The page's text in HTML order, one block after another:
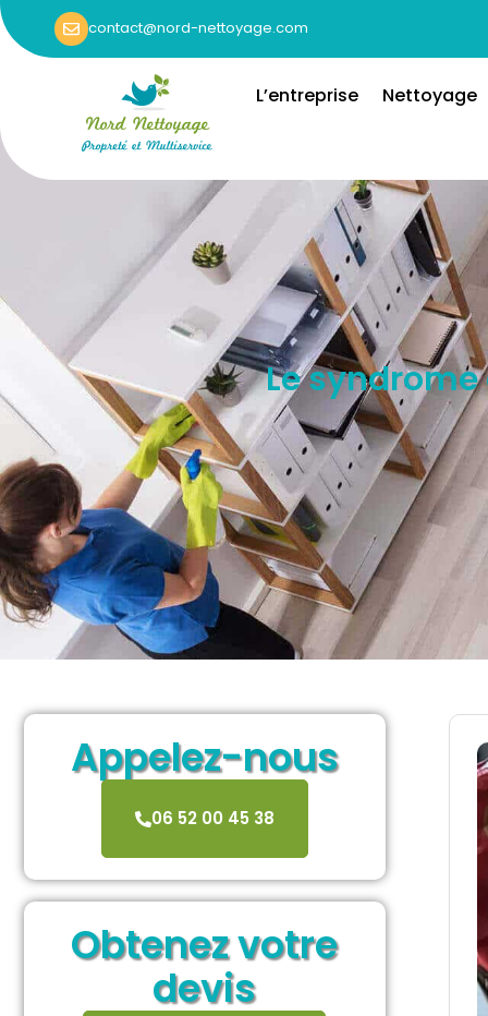
contact@nord-nettoyage.com
L’entreprise Nettoyage
Le
Appelez-nous
06 52 00 45 38
Obtenez votre
devis